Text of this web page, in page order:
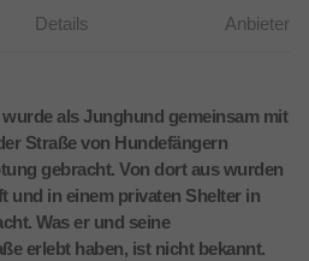
Details Anbieter
als Junghund gemeinsam mit
Straße von Hundefängern
gebracht. Von dort aus wurden
und in einem privaten Shelter in
Was er und seine
erlebt haben, ist nicht bekannt.